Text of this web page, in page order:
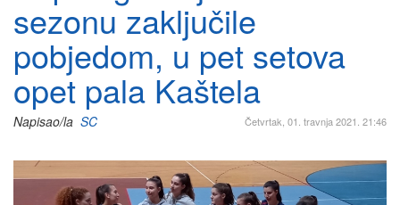
sezonu zaključile
pobjedom, u pet setova
opet pala Kaštela
Četvrtak, 01. travnja 2021. 21:46
Napisao/la SC